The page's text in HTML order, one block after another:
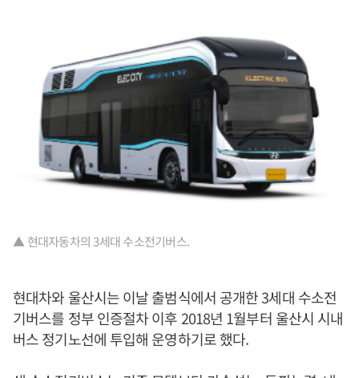
▲ 현대자동차의 3세대 수소전기버스.
현대차와 울산시는 이날 출범식에서 공개한 3세대 수소전
기버스를 정부 인증절차 이후 2018년 1월부터 울산시 시내
버스 정기노선에 투입해 운영하기로 했다.